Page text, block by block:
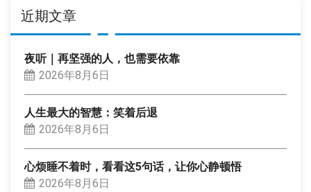
近期文章
夜听｜再坚强的人，也需要依靠
2026年8月6日
人生最大的智慧：笑着后退
2026年8月6日
心烦睡不着时，看看这5句话，让你心静顿悟
2026年8月6日